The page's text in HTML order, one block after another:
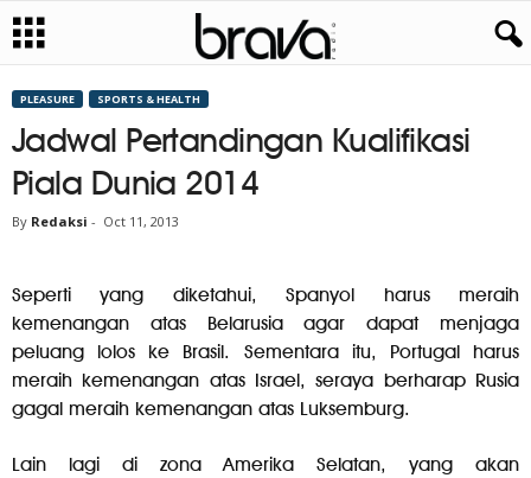
PLEASURE SPORTS & HEALTH
Jadwal Pertandingan Kualifikasi
Piala Dunia 2014
By Redaksi - Oct 11, 2013
Seperti yang diketahui, Spanyol harus meraih
kemenangan atas Belarusia agar dapat menjaga
peluang lolos ke Brasil. Sementara itu, Portugal harus
meraih kemenangan atas Israel, seraya berharap Rusia
gagal meraih kemenangan atas Luksemburg.
Lain lagi di zona Amerika Selatan, yang akan